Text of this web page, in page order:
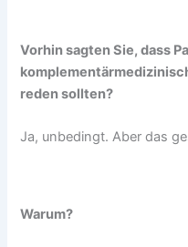
Vorhin sagten Sie, dass
reden sollten?
Ja, unbedingt. Aber das
Warum?